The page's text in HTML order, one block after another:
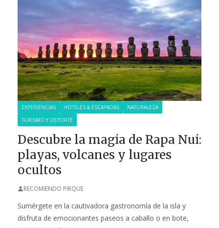
EXPERIENCIAS HOTELES & ESCAPADAS
NATURALEZA
TURISMO Y DEPORTE
Descubre la magia de Rapa Nui:
playas, volcanes y lugares
ocultos
RECOMIENDO PIRQUE
Sumérgete en la cautivadora gastronomía de la isla y
disfruta de emocionantes paseos a caballo o en bote,